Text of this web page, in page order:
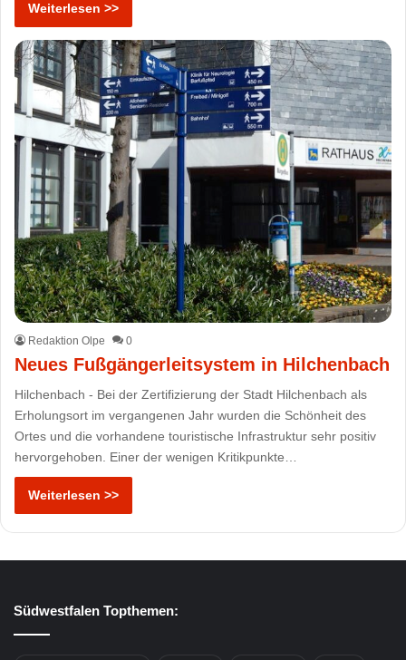
Weiterlesen >>
Redaktion Olpe 0
Neues Fußgängerleitsystem in Hilchenbach
Hilchenbach - Bei der Zertifizierung der Stadt Hilchenbach als
Erholungsort im vergangenen Jahr wurden die Schönheit des
Ortes und die vorhandene touristische Infrastruktur sehr positiv
hervorgehoben. Einer der wenigen Kritikpunkte…
Weiterlesen >>
Südwestfalen Topthemen: